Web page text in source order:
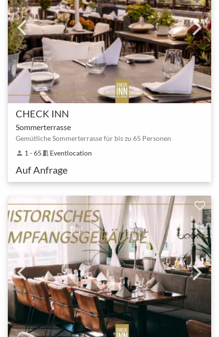
CHECK INN
Sommerterrasse
Gemütliche Sommerterrasse für bis zu 65 Personen
person 1 - 65 meeting_room Eventlocation
Auf Anfrage